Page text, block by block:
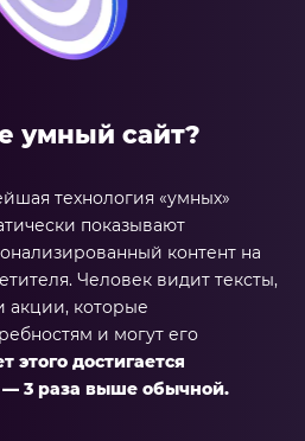
умный сайт?
технология «умных»
показывают
контент на
Человек видит тексты,
которые
и могут его
этого достигается
— 3 раза выше обычной.